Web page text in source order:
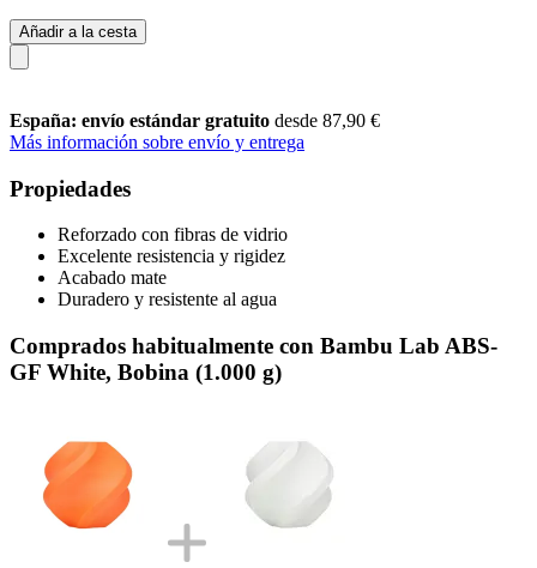
Añadir a la cesta
España: envío estándar gratuito desde 87,90 €
Más información sobre envío y entrega
Propiedades
Reforzado con fibras de vidrio
Excelente resistencia y rigidez
Acabado mate
Duradero y resistente al agua
Comprados habitualmente con Bambu Lab ABS-
GF White, Bobina (1.000 g)